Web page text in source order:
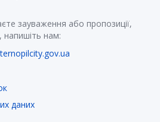
зауваження або пропозиції,
напишіть нам:
даних